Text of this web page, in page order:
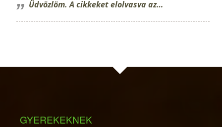
Üdvözlöm. A cikkeket elolvasva az…
GYEREKEKNEK